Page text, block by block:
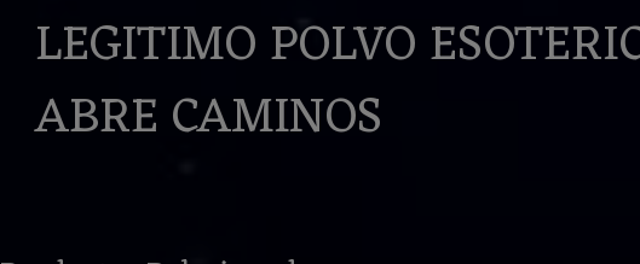
LEGITIMO POLVO
ABRE CAMINOS